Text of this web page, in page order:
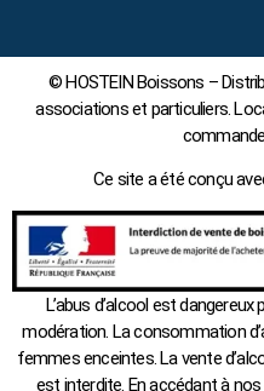
© HOSTEIN Boissons –
associations et particuliers.
Ce site a été conçu
L’abus d’alcool est
modération. La consommation
femmes enceintes. La vente
est interdite. En accédant à